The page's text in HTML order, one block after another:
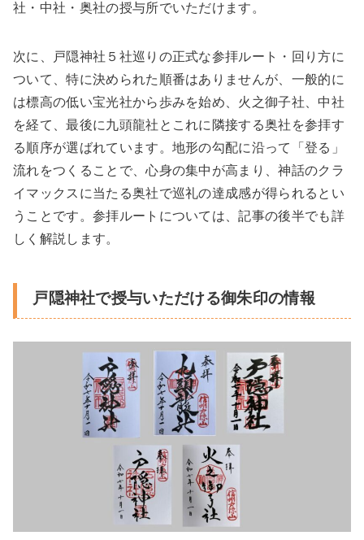
社・中社・奥社の授与所でいただけます。
次に、戸隠神社５社巡りの正式な参拝ルート・回り方に
ついて、特に決められた順番はありませんが、一般的に
は標高の低い宝光社から歩みを始め、火之御子社、中社
を経て、最後に九頭龍社とこれに隣接する奥社を参拝す
る順序が選ばれています。地形の勾配に沿って「登る」
流れをつくることで、心身の集中が高まり、神話のクラ
イマックスに当たる奥社で巡礼の達成感が得られるとい
うことです。参拝ルートについては、記事の後半でも詳
しく解説します。
戸隠神社で授与いただける御朱印の情報